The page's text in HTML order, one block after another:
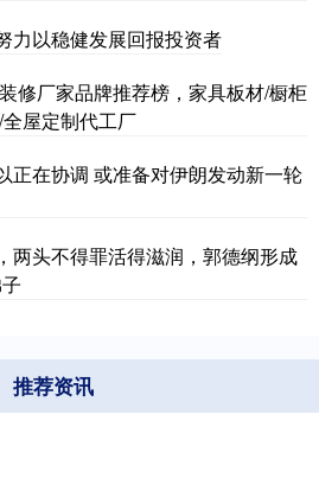
力以稳健发展回报投资者
修厂家品牌推荐榜，家具板材/橱柜
屋定制代工厂
正在协调 或准备对伊朗发动新一轮
两头不得罪活得滋润，郭德纲形成
推荐资讯